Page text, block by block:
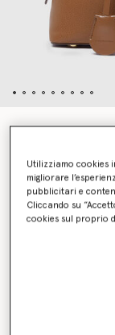
Borsa a Spalla
Colore Brandy
Utilizziamo cookies
migliorare
pubblicitari e
Cliccando su
cookies sul proprio